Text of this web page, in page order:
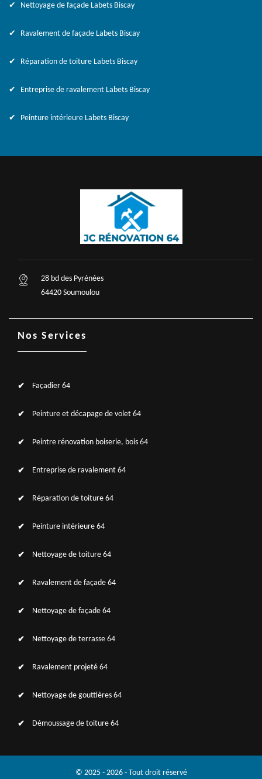
Nettoyage de façade Labets Biscay
Ravalement de façade Labets Biscay
Réparation de toiture Labets Biscay
Entreprise de ravalement Labets Biscay
Peinture intérieure Labets Biscay
28 bd des Pyrénées
64420 Soumoulou
Nos Services
Façadier 64
Peinture et décapage de volet 64
Peintre rénovation boiserie, bois 64
Entreprise de ravalement 64
Réparation de toiture 64
Peinture intérieure 64
Nettoyage de toiture 64
Ravalement de façade 64
Nettoyage de façade 64
Nettoyage de terrasse 64
Ravalement projeté 64
Nettoyage de gouttières 64
Démoussage de toiture 64
© 2025 - 2026 - Tout droit réservé